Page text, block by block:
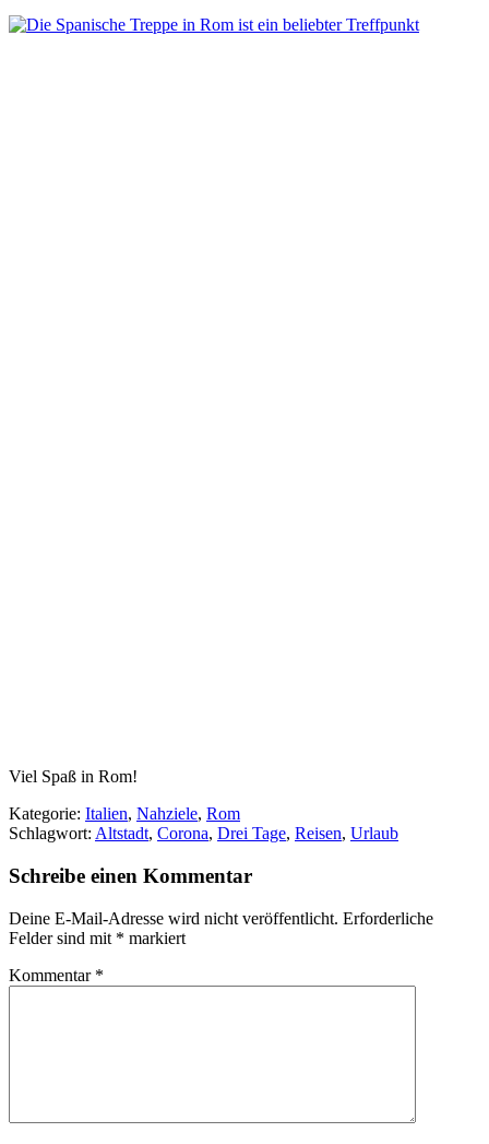
Viel Spaß in Rom!
Kategorie: Italien, Nahziele, Rom
Schlagwort: Altstadt, Corona, Drei Tage, Reisen, Urlaub
Schreibe einen Kommentar
Deine E-Mail-Adresse wird nicht veröffentlicht. Erforderliche
Felder sind mit * markiert
Kommentar *